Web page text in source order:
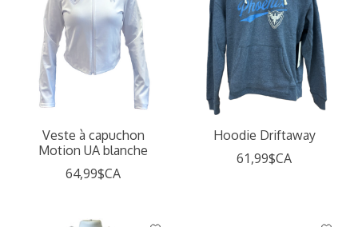
Veste à capuchon
Motion UA blanche
64,99$CA
Hoodie Driftaway
61,99$CA